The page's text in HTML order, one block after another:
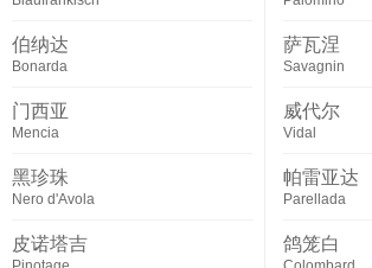
伯纳达
Bonarda
门西亚
Mencia
黑珍珠
Nero d'Avola
皮诺塔吉
萨瓦涅
Savagnin
威代尔
Vidal
帕雷亚达
Parellada
鸽笼白